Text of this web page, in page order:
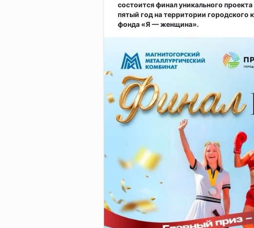
состоится финал уникального
пятый год на территории
фонда «Я — женщина».